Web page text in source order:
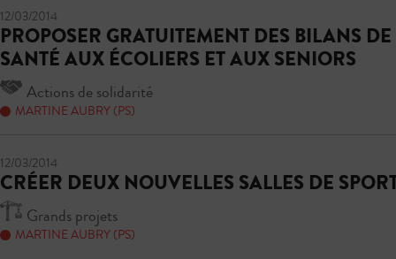
12/03/2014
PROPOSER GRATUITEMENT DES BILANS DE
SANTÉ AUX ÉCOLIERS ET AUX SENIORS
Actions de solidarité
MARTINE AUBRY (PS)
12/03/2014
CRÉER DEUX NOUVELLES SALLES DE
Grands projets
MARTINE AUBRY (PS)